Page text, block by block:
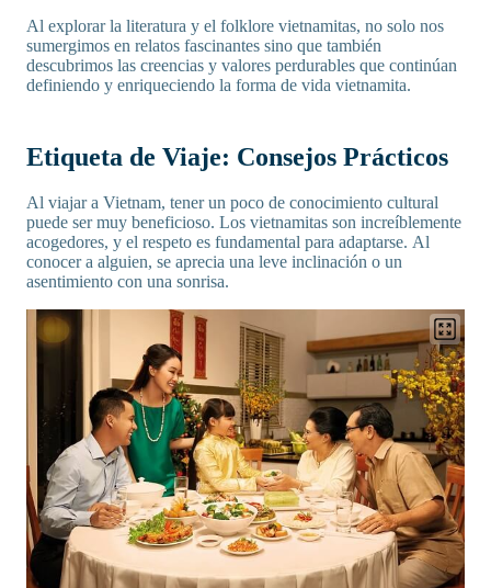
Al explorar la literatura y el folklore vietnamitas, no solo nos
sumergimos en relatos fascinantes sino que también
descubrimos las creencias y valores perdurables que continúan
definiendo y enriqueciendo la forma de vida vietnamita.
Etiqueta de Viaje: Consejos Prácticos
Al viajar a Vietnam, tener un poco de conocimiento cultural
puede ser muy beneficioso. Los vietnamitas son increíblemente
acogedores, y el respeto es fundamental para adaptarse. Al
conocer a alguien, se aprecia una leve inclinación o un
asentimiento con una sonrisa.